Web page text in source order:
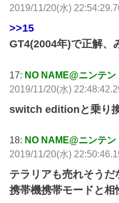
2019/11/20(水)
>>15
GT4(2004年)で正解、
17: NO NAME@ニンテ
2019/11/20(水)
switch editionと乗り
18: NO NAME@ニンテ
2019/11/20(水)
テラリアも売れそうだ
携帯機携帯モードと相